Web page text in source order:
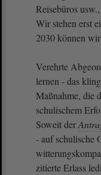
Reisebüros
Wir stehen erst
2030 können
Verehrte
lernen - das
Maßnahme, die
schulischem
Soweit der
- auf schulische
zitierte Erlass